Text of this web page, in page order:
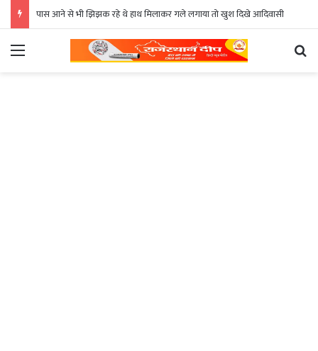
पास आने से भी झिझक रहे थे हाथ मिलाकर गले लगाया तो खुश दिखे आदिवासी
Menu